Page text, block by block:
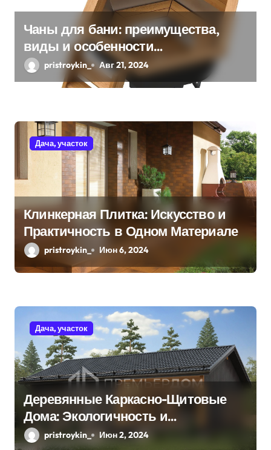
п
и
я
м
Чаны для бани: преимущества,
виды и особенности
использования
pristroykin_ Авг 21, 2024
Дача, участок
Клинкерная Плитка: Искусство и
Практичность в Одном Материале
pristroykin_ Июн 6, 2024
Дача, участок
Деревянные Каркасно-Щитовые
Дома: Экологичность и
Практичность
pristroykin_ Июн 2, 2024